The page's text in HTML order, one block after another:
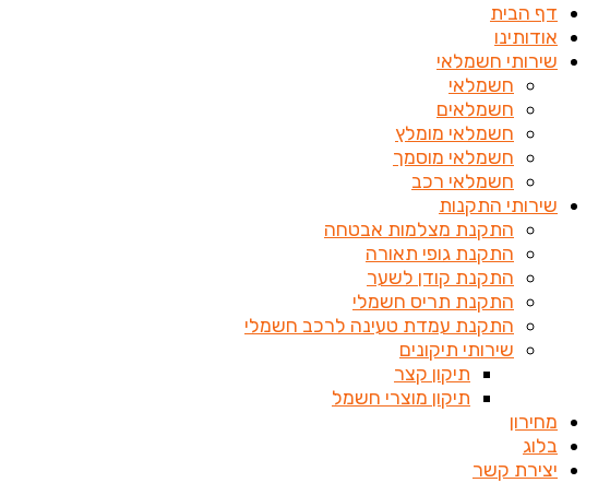
דף הבית
אודותינו
שירותי חשמלאי
חשמלאי
חשמלאים
חשמלאי מומלץ
חשמלאי מוסמך
חשמלאי רכב
שירותי התקנות
התקנת מצלמות אבטחה
התקנת גופי תאורה
התקנת קודן לשער
התקנת תריס חשמלי
התקנת עמדת טעינה לרכב חשמלי
שירותי תיקונים
תיקון קצר
תיקון מוצרי חשמל
מחירון
בלוג
יצירת קשר